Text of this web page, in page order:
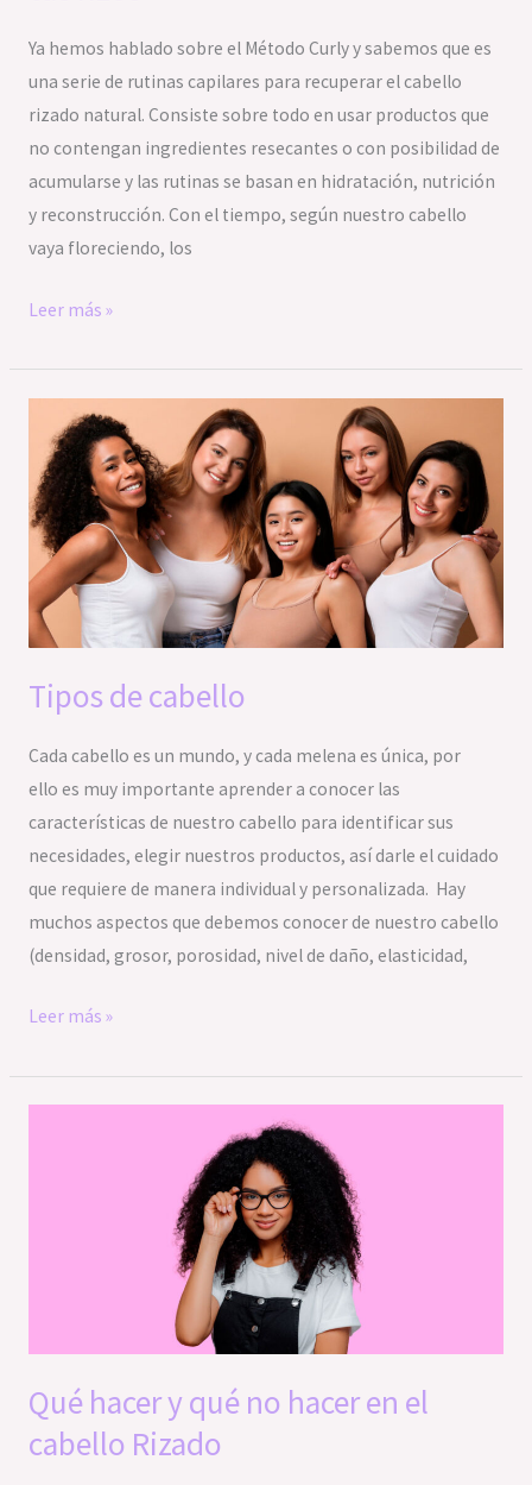
Ya hemos hablado sobre el Método Curly y sabemos que es
una serie de rutinas capilares para recuperar el cabello
rizado natural. Consiste sobre todo en usar productos que
no contengan ingredientes resecantes o con posibilidad de
acumularse y las rutinas se basan en hidratación, nutrición
y reconstrucción. Con el tiempo, según nuestro cabello
vaya floreciendo, los
Leer más »
Tipos de cabello
Cada cabello es un mundo, y cada melena es única, por
ello es muy importante aprender a conocer las
características de nuestro cabello para identificar sus
necesidades, elegir nuestros productos, así darle el cuidado
que requiere de manera individual y personalizada. Hay
muchos aspectos que debemos conocer de nuestro cabello
(densidad, grosor, porosidad, nivel de daño, elasticidad,
cabello
Leer más »
Qué hacer y qué no hacer en el
cabello Rizado
el
cabello
Rizado